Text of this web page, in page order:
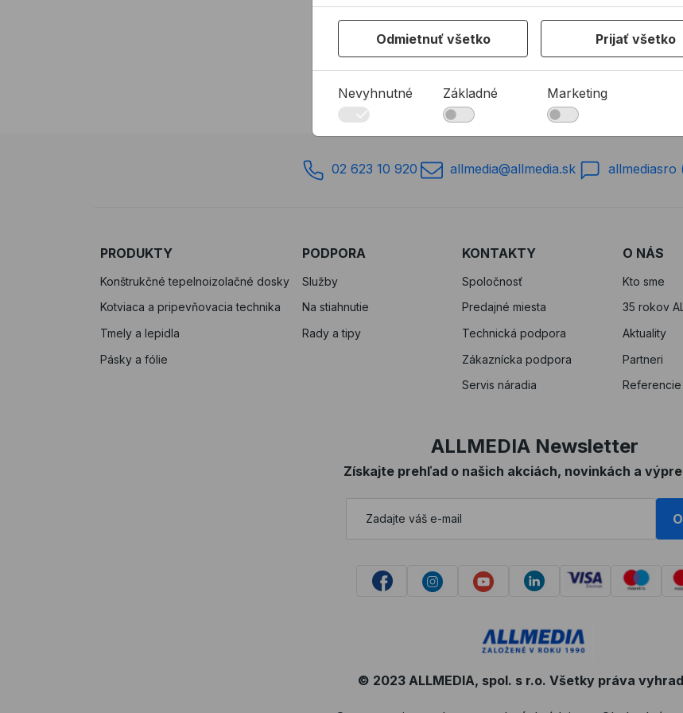
1,03€ s DPH
Na sklade
1,50€ s DPH
6 z 6
02 623 10 920 allmedia@allmedia.sk allmediasro
PRODUKTY
Konštrukčné tepelnoizolačné dosky
Kotviaca a pripevňovacia technika
Tmely a lepidla
Pásky a fólie
PODPORA
Služby
Na stiahnutie
Rady a tipy
KONTAKTY
Spoločnosť
Predajné miesta
Technická podpora
Zákaznícka podpora
Servis náradia
O NÁS
Kto sme
35 rokov
Aktuality
Partneri
Referencie
ALLMEDIA Newsletter
Získajte prehľad o našich akciách, novinkách a
© 2023 ALLMEDIA, spol. s r.o. Všetky práva
Odmietnuť všetko Prijať všetko
Nevyhnutné Základné Marketing